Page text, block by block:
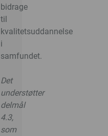
bidrage
til
kvalitetsuddannelse
i
samfundet.
Det
understøtter
delmål
4.3,
som